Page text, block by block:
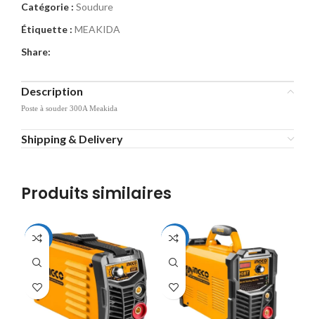
Catégorie : Soudure
Étiquette : MEAKIDA
Share:
Description
Poste à souder 300A Meakida
Shipping & Delivery
Produits similaires
-25% -14%